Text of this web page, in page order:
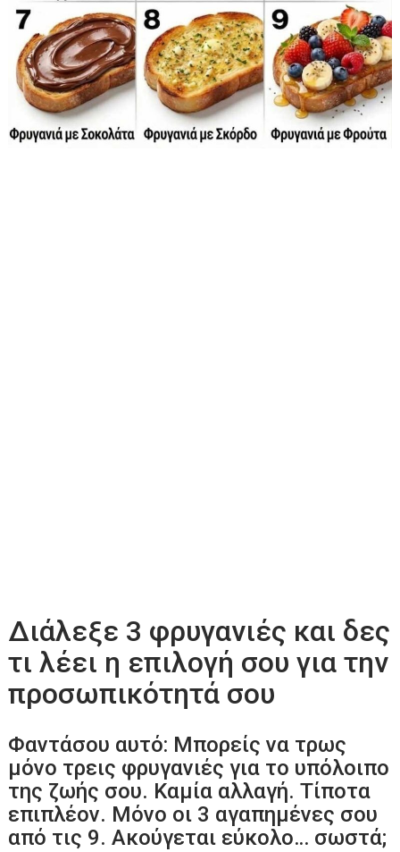
Διάλεξε 3 φρυγανιές και δες
τι λέει η επιλογή σου για την
προσωπικότητά σου
Φαντάσου αυτό: Μπορείς να τρως
μόνο τρεις φρυγανιές για το υπόλοιπο
της ζωής σου. Καμία αλλαγή. Τίποτα
επιπλέον. Μόνο οι 3 αγαπημένες σου
από τις 9. Ακούγεται εύκολο… σωστά;